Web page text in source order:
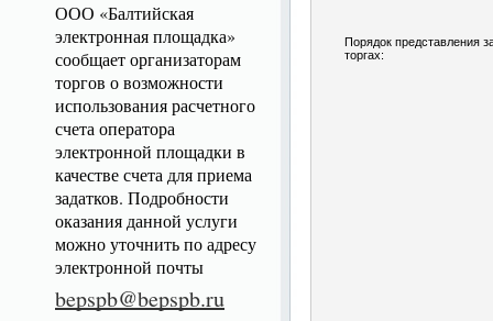
ООО «Балтийская
электронная площадка»
сообщает организаторам
торгов о возможности
использования расчетного
счета оператора
электронной площадки в
качестве счета для приема
задатков. Подробности
оказания данной услуги
можно уточнить по адресу
электронной почты
bepspb@bepspb.ru
Порядок представления
торгах: